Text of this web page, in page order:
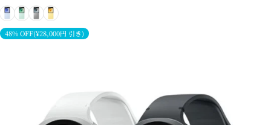
ブルー
ミント
シルバー
イエロー
48% OFF(¥28,000円 引き)